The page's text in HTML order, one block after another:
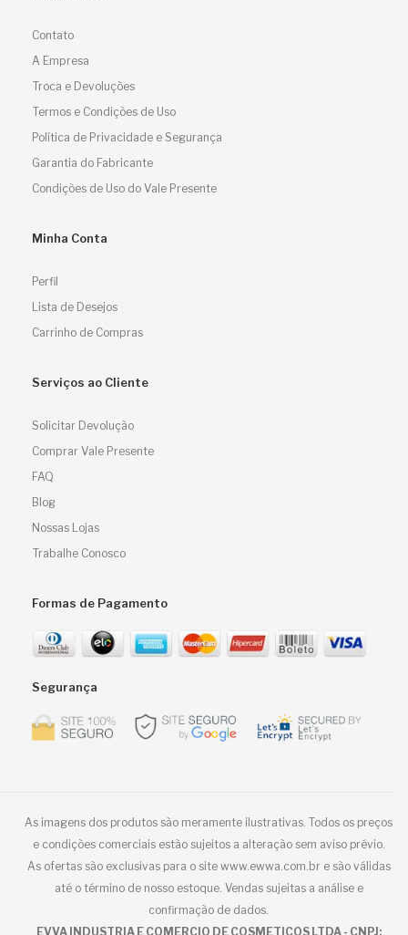
Contato
A Empresa
Troca e Devoluções
Termos e Condições de Uso
Política de Privacidade e Segurança
Garantia do Fabricante
Condições de Uso do Vale Presente
Minha Conta
Perfil
Lista de Desejos
Carrinho de Compras
Serviços ao Cliente
Solicitar Devolução
Comprar Vale Presente
FAQ
Blog
Nossas Lojas
Trabalhe Conosco
Formas de Pagamento
Segurança
As imagens dos produtos são meramente ilustrativas. Todos os preços
e condições comerciais estão sujeitos a alteração sem aviso prévio.
As ofertas são exclusivas para o site www.ewwa.com.br e são válidas
até o término de nosso estoque. Vendas sujeitas a análise e
confirmação de dados.
EVVA INDUSTRIA E COMERCIO DE COSMETICOS LTDA - CNPJ: